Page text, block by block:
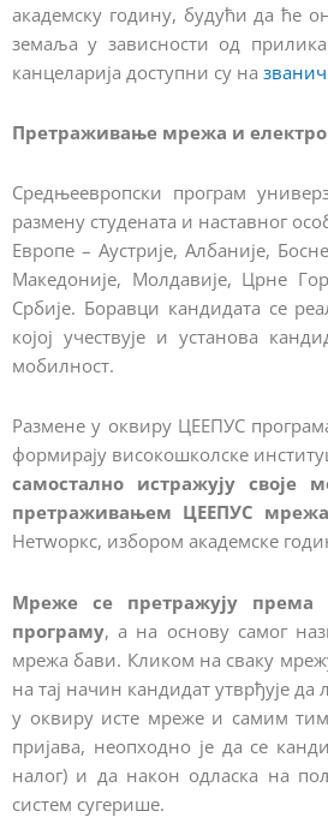
академску годину, будући да ће
земаља у зависности од
канцеларија доступни су на
Претраживање мрежа и
Средњеевропски програм
размену студената и наставног
Европе – Аустрије, Албаније,
Македоније, Молдавије, Црне
Србије. Боравци кандидата се
којој учествује и установа
мобилност.
Размене у оквиру ЦЕЕПУС
формирају високошколске
самостално истражују своје
претраживањем ЦЕЕПУС мрежа
Нетwоркс, избором академске
Мреже се претражују према
програму, а на основу самог
мрежа бави. Кликом на сваку мрежу
на тај начин кандидат утврђује
у оквиру исте мреже и самим
пријава, неопходно је да се
налог) и да након одласка на
систем сугерише.